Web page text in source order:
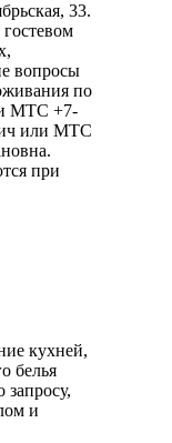
33.
вопросы
по
МТС +7-
или МТС
при
кухней,
белья
и